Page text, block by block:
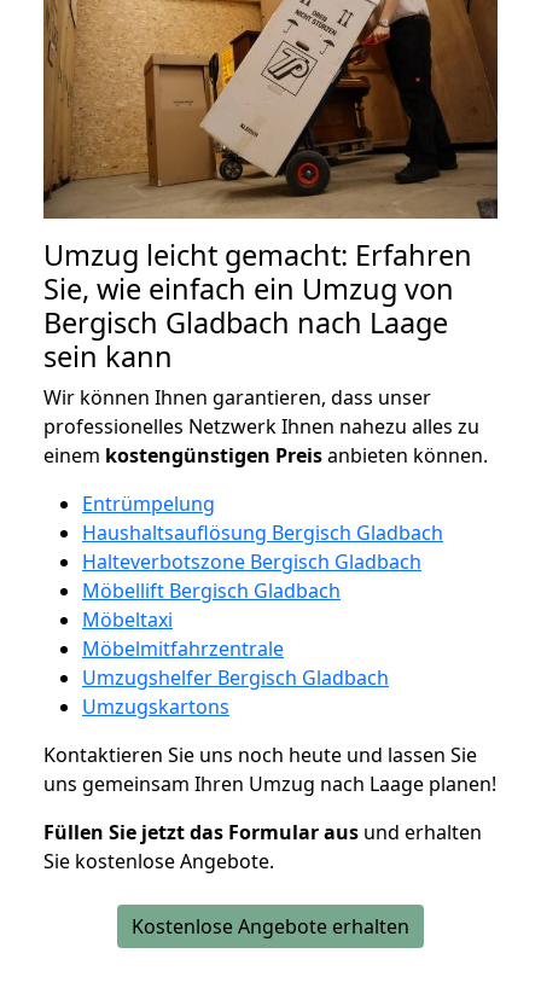
Umzug leicht gemacht: Erfahren
Sie, wie einfach ein Umzug von
Bergisch Gladbach nach Laage
sein kann
Wir können Ihnen garantieren, dass unser
professionelles Netzwerk Ihnen nahezu alles zu
einem kostengünstigen Preisanbieten können.
Entrümpelung
Haushaltsauflösung Bergisch Gladbach
Halteverbotszone Bergisch Gladbach
Möbellift Bergisch Gladbach
Möbeltaxi
Möbelmitfahrzentrale
Umzugshelfer Bergisch Gladbach
Umzugskartons
Kontaktieren Sie uns noch heute und lassen Sie
uns gemeinsam Ihren Umzug nach Laage planen!
Füllen Sie jetzt das Formular aus und erhalten
Sie kostenlose Angebote.
Kostenlose Angebote erhalten